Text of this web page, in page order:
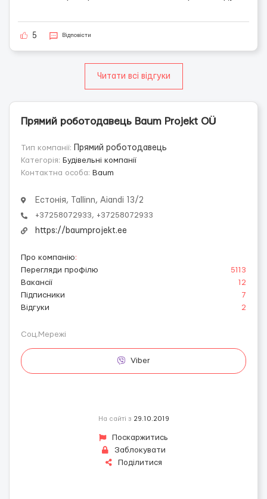
5 Відповісти
Читати всі відгуки
Прямий роботодавець Baum Projekt OÜ
Тип компанії:
Прямий роботодавець
Категорія: Будівельні компанії
Контактна особа: Baum
Естонія, Tallinn, Aiandi 13/2
+37258072933, +37258072933
https://baumprojekt.ee
Про компанію:
Перегляди профілю
5113
Вакансії
12
Підписники
7
Відгуки
2
Соц.Мережі
Viber
На сайті з 29.10.2019
Поскаржитись
Заблокувати
Поділитися